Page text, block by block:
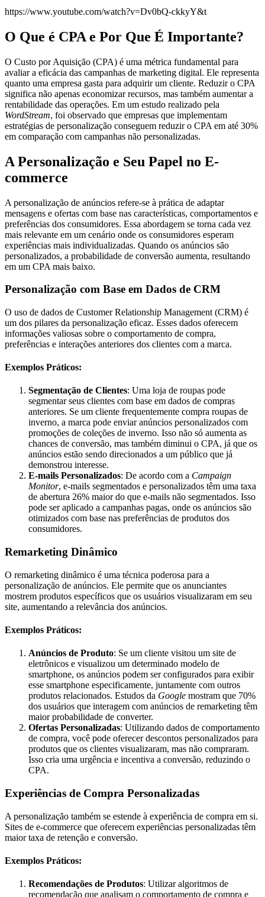
https://www.youtube.com/watch?v=Dv0bQ-ckkyY&t
O Que é CPA e Por Que É Importante?
O Custo por Aquisição (CPA) é uma métrica fundamental para
avaliar a eficácia das campanhas de marketing digital. Ele representa
quanto uma empresa gasta para adquirir um cliente. Reduzir o CPA
significa não apenas economizar recursos, mas também aumentar a
rentabilidade das operações. Em um estudo realizado pela
WordStream, foi observado que empresas que implementam
estratégias de personalização conseguem reduzir o CPA em até 30%
em comparação com campanhas não personalizadas.
A Personalização e Seu Papel no E-
commerce
A personalização de anúncios refere-se à prática de adaptar
mensagens e ofertas com base nas características, comportamentos e
preferências dos consumidores. Essa abordagem se torna cada vez
mais relevante em um cenário onde os consumidores esperam
experiências mais individualizadas. Quando os anúncios são
personalizados, a probabilidade de conversão aumenta, resultando
em um CPA mais baixo.
Personalização com Base em Dados de CRM
O uso de dados de Customer Relationship Management (CRM) é
um dos pilares da personalização eficaz. Esses dados oferecem
informações valiosas sobre o comportamento de compra,
preferências e interações anteriores dos clientes com a marca.
Exemplos Práticos:
Segmentação de Clientes: Uma loja de roupas pode
segmentar seus clientes com base em dados de compras
anteriores. Se um cliente frequentemente compra roupas de
inverno, a marca pode enviar anúncios personalizados com
promoções de coleções de inverno. Isso não só aumenta as
chances de conversão, mas também diminui o CPA, já que os
anúncios estão sendo direcionados a um público que já
demonstrou interesse.
E-mails Personalizados: De acordo com a Campaign
Monitor, e-mails segmentados e personalizados têm uma taxa
de abertura 26% maior do que e-mails não segmentados. Isso
pode ser aplicado a campanhas pagas, onde os anúncios são
otimizados com base nas preferências de produtos dos
consumidores.
Remarketing Dinâmico
O remarketing dinâmico é uma técnica poderosa para a
personalização de anúncios. Ele permite que os anunciantes
mostrem produtos específicos que os usuários visualizaram em seu
site, aumentando a relevância dos anúncios.
Exemplos Práticos:
Anúncios de Produto: Se um cliente visitou um site de
eletrônicos e visualizou um determinado modelo de
smartphone, os anúncios podem ser configurados para exibir
esse smartphone especificamente, juntamente com outros
produtos relacionados. Estudos da Google mostram que 70%
dos usuários que interagem com anúncios de remarketing têm
maior probabilidade de converter.
Ofertas Personalizadas: Utilizando dados de comportamento
de compra, você pode oferecer descontos personalizados para
produtos que os clientes visualizaram, mas não compraram.
Isso cria uma urgência e incentiva a conversão, reduzindo o
CPA.
Experiências de Compra Personalizadas
A personalização também se estende à experiência de compra em si.
Sites de e-commerce que oferecem experiências personalizadas têm
maior taxa de retenção e conversão.
Exemplos Práticos:
Recomendações de Produtos: Utilizar algoritmos de
recomendação que analisam o comportamento de compra e